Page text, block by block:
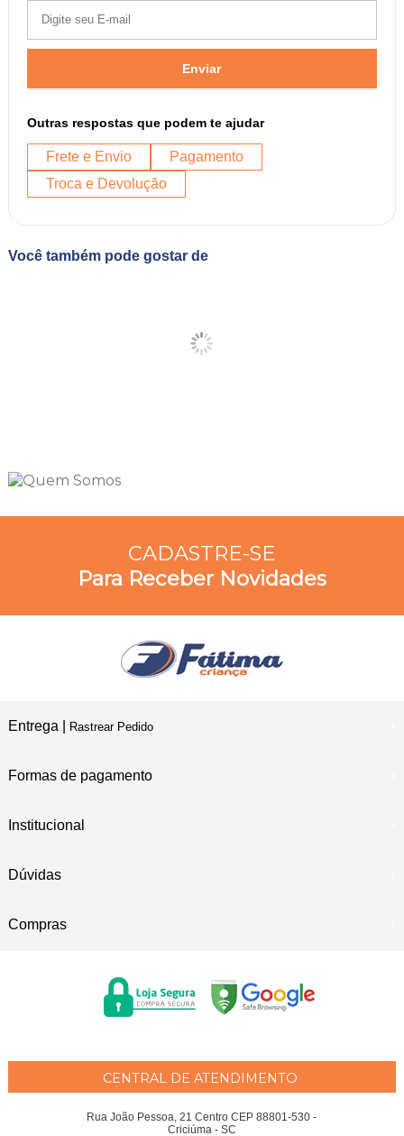
Enviar
Outras respostas que podem te ajudar
Frete e Envio
Pagamento
Troca e Devolução
Você também pode gostar de
CADASTRE-SE
Para Receber Novidades
Entrega | Rastrear Pedido
Formas de pagamento
Institucional
Dúvidas
Compras
CENTRAL DE ATENDIMENTO
Rua João Pessoa, 21 Centro CEP 88801-530 -
Criciúma - SC